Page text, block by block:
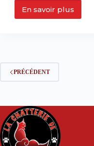
En savoir plus
Uther
PRÉCÉDENT